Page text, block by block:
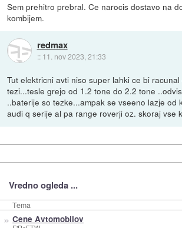
Sem prehitro prebral. Ce narocis dostavo na
kombijem.
redmax
:: 11. nov 2023, 21:33
Tut elektricni avti niso super lahki ce bi
tezi...tesle grejo od 1.2 tone do 2.2 tone
..baterije so tezke...ampak se vseeno lazje od
audi q serije al pa range roverji oz. skoraj vse
Vredno ogleda ...
Tema
» Cene Avtomobilov